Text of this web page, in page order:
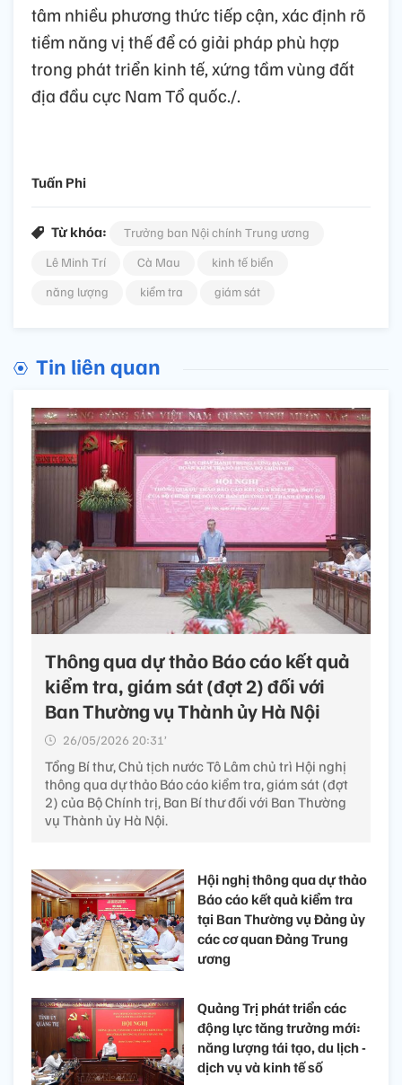
tâm nhiều phương thức tiếp cận, xác định rõ
tiềm năng vị thế để có giải pháp phù hợp
trong phát triển kinh tế, xứng tầm vùng đất
địa đầu cực Nam Tổ quốc./.
Tuấn Phi
Từ khóa:
Trưởng ban Nội chính Trung ương
Lê Minh Trí
Cà Mau
kinh tế biển
năng lượng
kiểm tra giám sát
Tin liên quan
Thông qua dự thảo Báo cáo kết quả
kiểm tra, giám sát (đợt 2) đối với
Ban Thường vụ Thành ủy Hà Nội
26/05/2026 20:31’
Tổng Bí thư, Chủ tịch nước Tô Lâm chủ trì Hội nghị
thông qua dự thảo Báo cáo kiểm tra, giám sát (đợt
2) của Bộ Chính trị, Ban Bí thư đối với Ban Thường
vụ Thành ủy Hà Nội.
Hội nghị thông qua dự thảo
Báo cáo kết quả kiểm tra
tại Ban Thường vụ Đảng ủy
các cơ quan Đảng Trung
ương
Quảng Trị phát triển các
động lực tăng trưởng mới:
năng lượng tái tạo, du lịch -
dịch vụ và kinh tế số